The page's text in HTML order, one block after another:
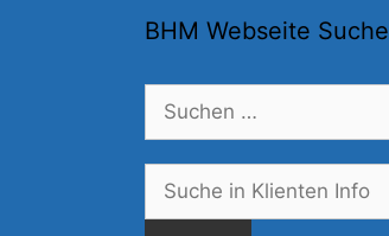
BHM Webseite Suche
nach: